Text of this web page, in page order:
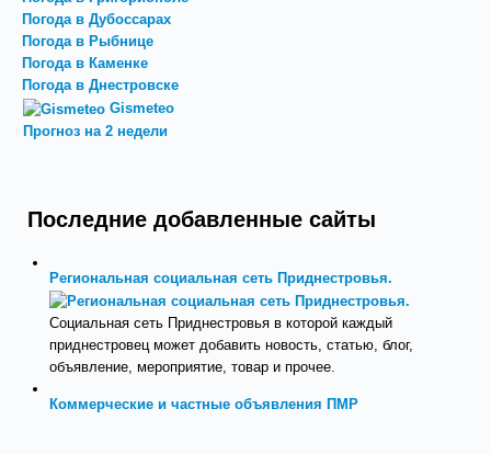
Погода в Дубоссарах
Погода в Рыбнице
Погода в Каменке
Погода в Днестровске
Gismeteo
Прогноз на 2 недели
Последние добавленные сайты
Региональная социальная сеть Приднестровья.
Социальная сеть Приднестровья в которой каждый
приднестровец может добавить новость, статью, блог,
объявление, мероприятие, товар и прочее.
Коммерческие и частные объявления ПМР